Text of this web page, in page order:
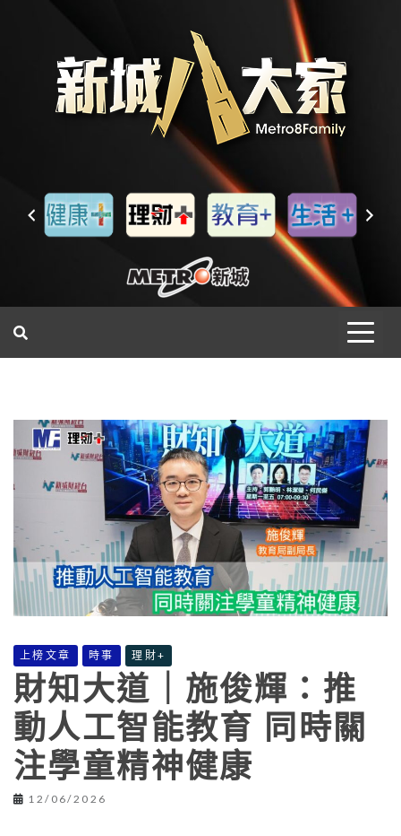
上榜文章 時事 理財+
財知大道｜施俊輝：推
動人工智能教育 同時關
注學童精神健康
12/06/2026